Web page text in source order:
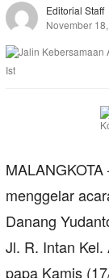
Editorial Staff
November
Ist
menggelar
Danang
Jl. R. Intan
papa Kamis